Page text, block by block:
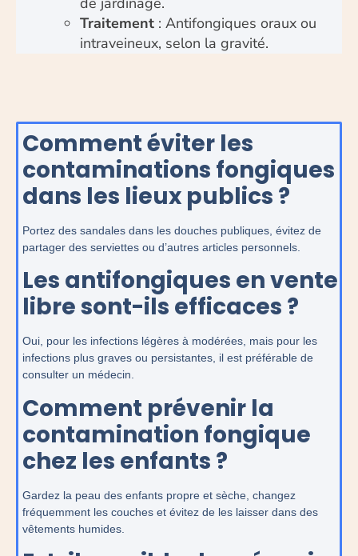
Traitement : Antifongiques oraux ou
intraveineux, selon la gravité.
Comment éviter les
contaminations fongiques
dans les lieux publics ?
Portez des sandales dans les douches publiques, évitez de
partager des serviettes ou d’autres articles personnels.
Les antifongiques en vente
libre sont-ils efficaces ?
Oui, pour les infections légères à modérées, mais pour les
infections plus graves ou persistantes, il est préférable de
consulter un médecin.
Comment prévenir la
contamination fongique
chez les enfants ?
Gardez la peau des enfants propre et sèche, changez
fréquemment les couches et évitez de les laisser dans des
vêtements humides.